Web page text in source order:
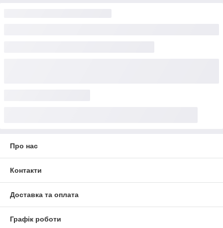
Про нас
Контакти
Доставка та оплата
Графік роботи